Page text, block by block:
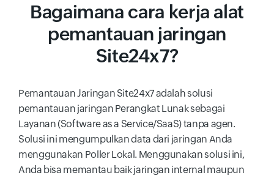
Bagaimana cara kerja alat
pemantauan jaringan
Site24x7?
Pemantauan Jaringan Site24x7 adalah solusi
pemantauan jaringan Perangkat Lunak sebagai
Layanan (Software as a Service/SaaS) tanpa agen.
Solusi ini mengumpulkan data dari jaringan Anda
menggunakan Poller Lokal. Menggunakan solusi ini,
Anda bisa memantau baik jaringan internal maupun